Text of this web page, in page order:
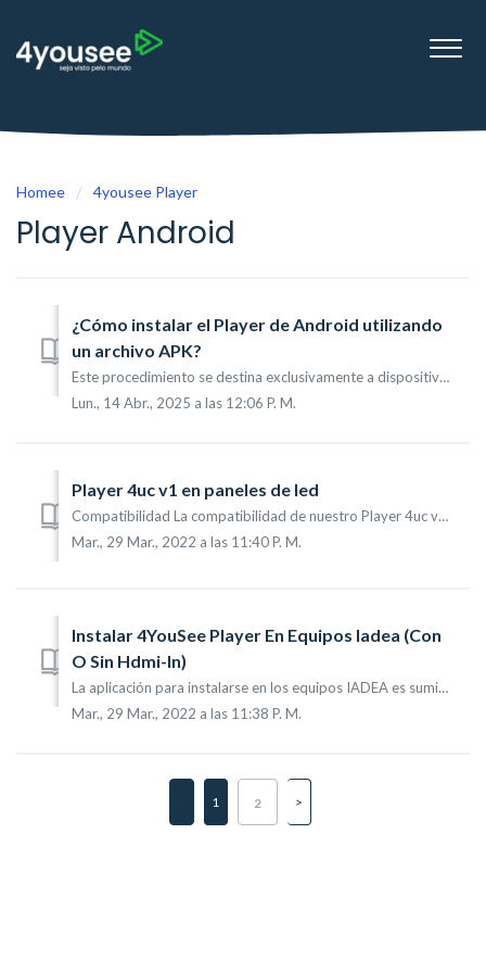
Homee 4yousee Player
Player Android
¿Cómo instalar el Player de Android utilizando
un archivo APK?
Este procedimiento se destina exclusivamente a dispositivos que carecen de acceso a Google Play Store, no recomendamos esta instalación ya que el reproducto...
Lun., 14 Abr., 2025 a las 12:06 P. M.
Player 4uc v1 en paneles de led
Compatibilidad La compatibilidad de nuestro Player 4uc v1 con las sending card de los paneles led Nova Star Colorlight S2 Linsn TS802D V V ...
Mar., 29 Mar., 2022 a las 11:40 P. M.
Instalar 4YouSee Player En Equipos Iadea (Con
O Sin Hdmi-In)
La aplicación para instalarse en los equipos IADEA es suministrada por el equipo técnico de 4yousee y debe ser solicitada al correo electrónico suporte@4you...
Mar., 29 Mar., 2022 a las 11:38 P. M.
1 2